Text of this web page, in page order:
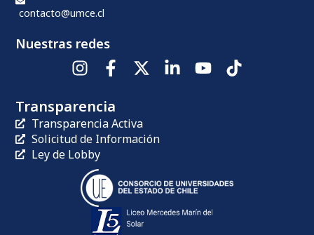
contacto@umce.cl
Nuestras redes
Transparencia
Transparencia Activa
Solicitud de Información
Ley de Lobby